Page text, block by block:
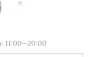
11:00—20:00